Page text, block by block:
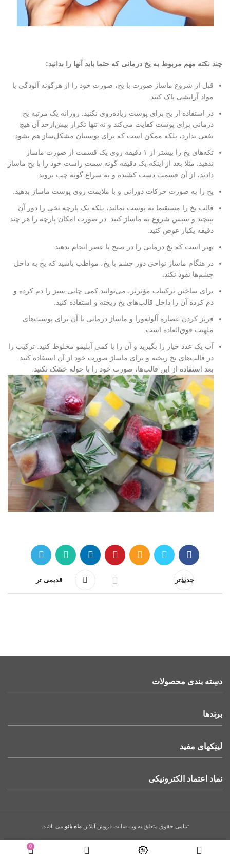
چند نکته مهم مربوط به یخ درمانی که حتما باید آنها را بدانید:
قبل از شروع ماساژ صورت با یخ، صورت خود را از هرگونه آلودگی یا
مواد آرایشی پاک کنید.
در استفاده از یخ برای پوست زیاده‌روی نکنید. روزانه یک مرتبه یخ
درمانی برای پوست کفایت می‌کند و نه تنها تکرار بیش‌ازحد آن هیچ
نفعی ندارد، بلکه ممکن است که برای پوستتان مشکل‌ساز هم بشود.
تکه‌های یخ را بیشتر از ۱ دقیقه روی یک قسمت از صورت ماساژ
ندهید. مثلا بعد از اینکه یک دقیقه گونه سمت راست خود را با یخ ماساژ
دادید، از آن قسمت دست کشیده و به سراغ گونه چپ بروید.
یخ را به صورت حرکات دورانی و با ملایمت روی پوست ماساژ بدهید.
قالب یخ را مستقیما به پوست نمالید، بلکه یک پارچه نخی را دور آن
بپیچید و سپس شروع به ماساژ کنید. در صورت امکان پارچه را هر چند
دقیقه یکبار عوض کنید.
بهتر است که یخ درمانی را در صبح یا عصر انجام بدهید.
در هنگام ماساژ نواحی دور چشم با یخ، مواظب باشید که یخ به داخل
چشم‌ها نفوذ نکند.
برای ساختن ترکیبات مؤثرتر، می‌توانید کمی چایی سبز را دم کرده و
دم کرده آن را داخل قالب‌های یخ ریخته و استفاده کنید.
فریز کردن عصاره آلوئه‌ورا و ماساژ درمانی با آن برای پوست‌های
ملهتب فوق‌العاده است.
آب یک عدد خیار را بگیرید و آن را با کمی آبلیمو مخلوط کنید. ترکیب را
در قالب‌های یخ ریخته و برای ماساژ صورت خود از آن استفاده کنید.
بعد استفاده از این قالب‌ها، صورت خود را با حوله خشک نکنید.
جدیدتر قدیمی تر
دسته بندی محصولات
برندها
لینکهای مفید
نماد اعتماد الکترونیکی
تمامی حقوق متعلق به وب سایت فروش آنلاین ماه بانو می باشد.
0